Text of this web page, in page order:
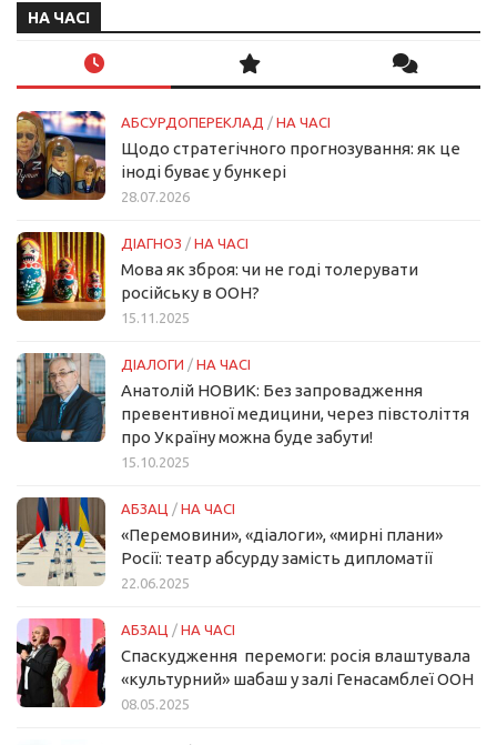
НА ЧАСІ
АБСУРДОПЕРЕКЛАД / НА ЧАСІ
Щодо стратегічного прогнозування: як це
іноді буває у бункері
28.07.2026
ДІАГНОЗ / НА ЧАСІ
Мова як зброя: чи не годі толерувати
російську в ООН?
15.11.2025
ДІАЛОГИ / НА ЧАСІ
Анатолій НОВИК: Без запровадження
превентивної медицини, через півстоліття
про Україну можна буде забути!
15.10.2025
АБЗАЦ / НА ЧАСІ
«Перемовини», «діалоги», «мирні плани»
Росії: театр абсурду замість дипломатії
22.06.2025
АБЗАЦ / НА ЧАСІ
Спаскудження перемоги: росія влаштувала
«культурний» шабаш у залі Генасамблеї ООН
08.05.2025